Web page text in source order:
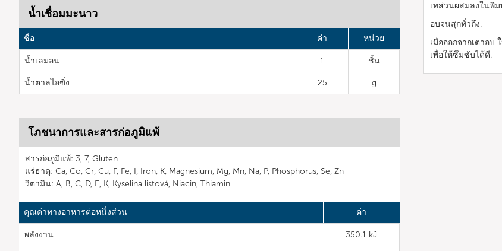
น้ำเชื่อมมะนาว
ชื่อ ค่า หน่วย
น้ำเลมอน 1 ชิ้น
น้ำตาลไอฃิ่ง 25 g
โภชนาการและสารก่อภูมิแพ้
สารก่อภูมิแพ้: 3, 7, Gluten
แร่ธาตุ: Ca, Co, Cr, Cu, F, Fe, I, Iron, K, Magnesium, Mg, Mn, Na, P, Phosphorus, Se, Zn
วิตามิน: A, B, C, D, E, K, Kyselina listová, Niacin, Thiamin
คุณค่าทางอาหารต่อหนึ่งส่วน ค่า
พลังงาน 350.1 kJ
เทส่วนผสมลงในพิ
อบจนสุกทั่วถึง.
เมื่อออกจากเตาอบ
เพื่อให้ซึมซับได้ดี.